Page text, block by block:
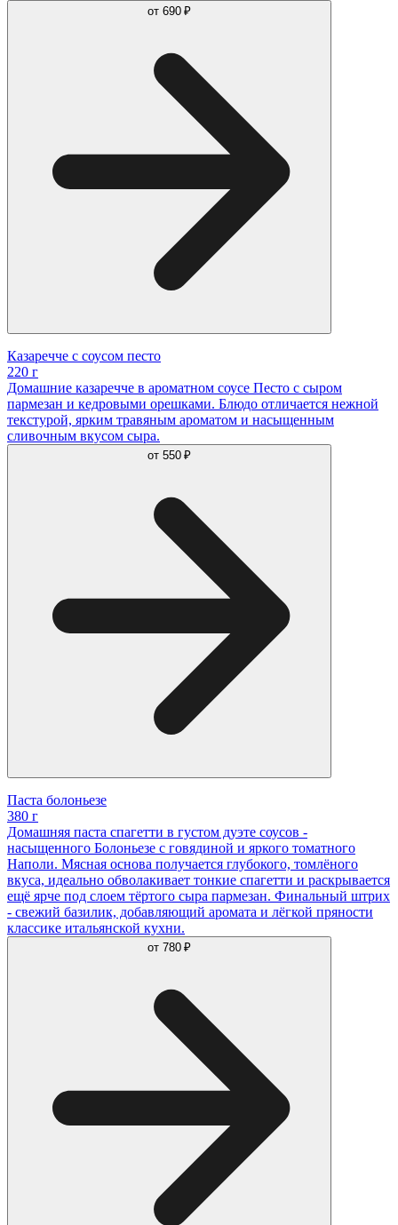
от 690 ₽
Казаречче с соусом песто
220 г
Домашние казаречче в ароматном соусе Песто с сыром
пармезан и кедровыми орешками. Блюдо отличается нежной
текстурой, ярким травяным ароматом и насыщенным
сливочным вкусом сыра.
от 550 ₽
Паста болоньезе
380 г
Домашняя паста спагетти в густом дуэте соусов -
насыщенного Болоньезе с говядиной и яркого томатного
Наполи. Мясная основа получается глубокого, томлёного
вкуса, идеально обволакивает тонкие спагетти и раскрывается
ещё ярче под слоем тёртого сыра пармезан. Финальный штрих
- свежий базилик, добавляющий аромата и лёгкой пряности
классике итальянской кухни.
от 780 ₽